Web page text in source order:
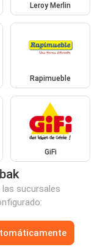
Leroy Merlin
Rapimueble
GiFi
sucursales